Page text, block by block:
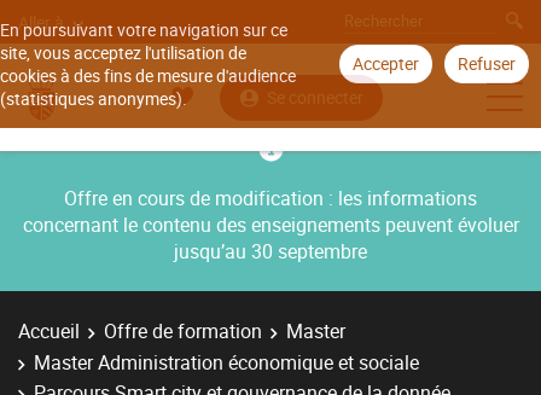
En poursuivant votre navigation sur ce
site, vous acceptez l'utilisation de
cookies à des fins de mesure d'audience
(statistiques anonymes).
Accepter Refuser
Aller à
Se connecter
Offre en cours de modification : les informations
concernant le contenu des enseignements peuvent évoluer
jusqu’au 30 septembre
Accueil Offre de formation
Master
Master Administration économique et sociale